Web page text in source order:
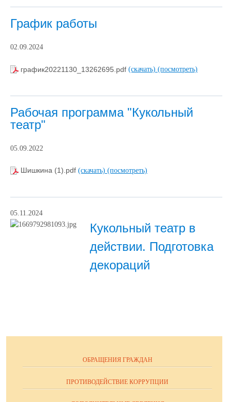
График работы
02.09.2024
график20221130_13262695.pdf (скачать) (посмотреть)
Рабочая программа "Кукольный
театр"
05.09.2022
Шишкина (1).pdf (скачать) (посмотреть)
05.11.2024
Кукольный театр в
действии. Подготовка
декораций
ОБРАЩЕНИЯ ГРАЖДАН
ПРОТИВОДЕЙСТВИЕ КОРРУПЦИИ